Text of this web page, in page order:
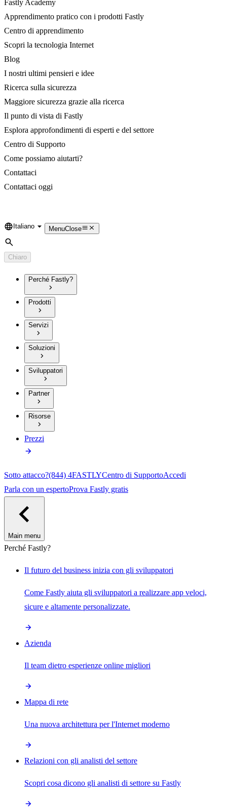
Fastly Academy
Apprendimento pratico con i prodotti Fastly
Centro di apprendimento
Scopri la tecnologia Internet
Blog
I nostri ultimi pensieri e idee
Ricerca sulla sicurezza
Maggiore sicurezza grazie alla ricerca
Il punto di vista di Fastly
Esplora approfondimenti di esperti e del settore
Centro di Supporto
Come possiamo aiutarti?
Contattaci
Contattaci oggi
Language
Italiano MenuClose
Cerca
Chiaro
Perché Fastly?
Prodotti
Servizi
Soluzioni
Sviluppatori
Partner
Risorse
Prezzi
Sotto attacco?(844) 4FASTLYCentro di SupportoAccedi
Parla con un espertoProva Fastly gratis
Main menu
Perché Fastly?
Il futuro del business inizia con gli sviluppatori
Come Fastly aiuta gli sviluppatori a realizzare app veloci,
sicure e altamente personalizzate.
Azienda
Il team dietro esperienze online migliori
Mappa di rete
Una nuova architettura per l'Internet moderno
Relazioni con gli analisti del settore
Scopri cosa dicono gli analisti di settore su Fastly